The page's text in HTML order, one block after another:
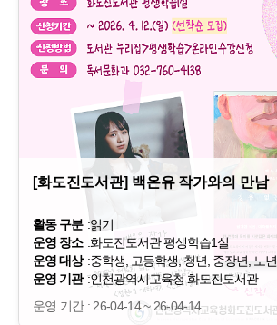
[화도진도서관] 백온유 작가와의 만남
활동 구분 :읽기
운영 장소 :화도진도서관 평생학습1실
운영 대상 :중학생, 고등학생, 청년, 중장년, 노년
운영 기관 :인천광역시교육청 화도진도서관
운영 기간 : 26-04-14 ~ 26-04-14